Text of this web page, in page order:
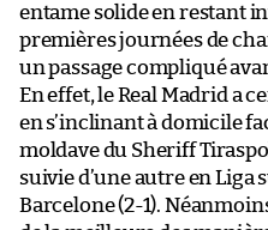
entame solide en restant
premières journées de
un passage compliqué
En effet, le Real Madrid a
en s’inclinant à domicile
moldave du Sheriff
suivie d’une autre en Liga
Barcelone (2-1).